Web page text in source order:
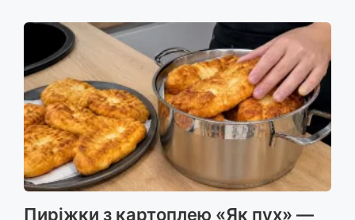
Пиріжки з картоплею «Як пух» —